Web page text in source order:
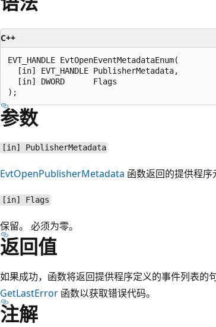
C++
EVT_HANDLE EvtOpenEventMetadataEnum(
  [in] EVT_HANDLE PublisherMetadata,
  [in] DWORD      Flags
参数
[in] PublisherMetadata
EvtOpenPublisherMetadata 函数返回的提供程序
[in] Flags
保留。 必须为零。
返回值
如果成功，函数将返回提供程序定义的事件列表的
GetLastError 函数以获取错误代码。
注解